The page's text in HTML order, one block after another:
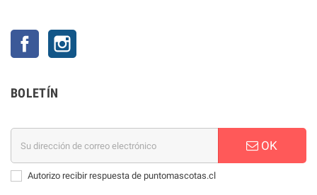
Facebook
BOLETÍN
OK
Autorizo recibir respuesta de puntomascotas.cl